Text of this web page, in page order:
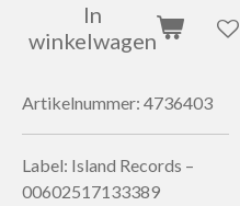
In
winkelwagen
Artikelnummer: 4736403
Label: Island Records –
00602517133389